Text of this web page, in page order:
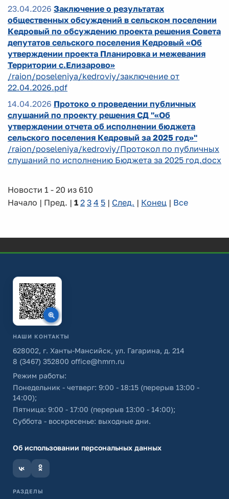
23.04.2026 Заключение о результатах
общественных обсуждений в сельском поселении
Кедровый по обсуждению проекта решения Совета
депутатов сельского поселения Кедровый «Об
утверждении проекта Планировка и межевания
Территории с.Елизарово»
/raion/poseleniya/kedroviy/заключение от
22.04.2026.pdf
14.04.2026 Протоко о проведении публичных
слушаний по проекту решения СД "«Об
утверждении отчета об исполнении бюджета
сельского поселения Кедровый за 2025 год»"
/raion/poseleniya/kedroviy/Протокол по публичных
слушаний по исполнению Бюджета за 2025 год.docx
Новости 1 - 20 из 610
Начало | Пред. | 1 2 3 4 5 | След. | Конец | Все
НАШИ КОНТАКТЫ
628002, г. Ханты-Мансийск, ул. Гагарина, д. 214
8 (3467) 352800 office@hmrn.ru
Режим работы:
Понедельник - четверг: 9:00 - 18:15 (перерыв 13:00 -
14:00);
Пятница: 9:00 - 17:00 (перерыв 13:00 - 14:00);
Суббота - воскресенье: выходные дни.
Об использовании персональных данных
РАЗДЕЛЫ